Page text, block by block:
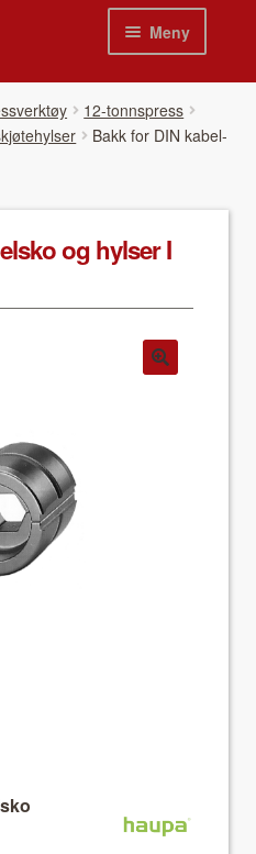
Meny
12-tonnspress
Bakk for DIN kabel­
og hylser I